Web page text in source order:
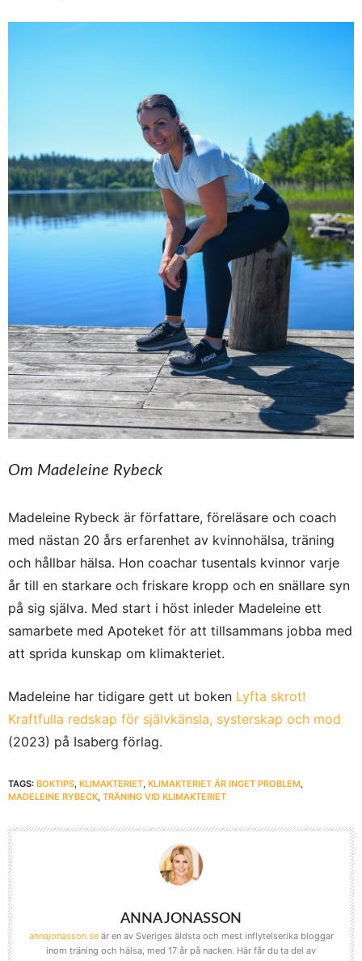
Om Madeleine Rybeck
Madeleine Rybeck är författare, föreläsare och coach
med nästan 20 års erfarenhet av kvinnohälsa, träning
och hållbar hälsa. Hon coachar tusentals kvinnor varje
år till en starkare och friskare kropp och en snällare syn
på sig själva. Med start i höst inleder Madeleine ett
samarbete med Apoteket för att tillsammans jobba med
att sprida kunskap om klimakteriet.
Madeleine har tidigare gett ut boken Lyfta skrot!
Kraftfulla redskap för självkänsla, systerskap och mod
(2023) på Isaberg förlag.
TAGS: BOKTIPS, KLIMAKTERIET, KLIMAKTERIET ÄR INGET PROBLEM,
MADELEINE RYBECK, TRÄNING VID KLIMAKTERIET
ANNA JONASSON
annajonasson.seär en av Sveriges äldsta och mest inflytelserika bloggar
inom träning och hälsa, med 17 år på nacken. Här får du ta del av